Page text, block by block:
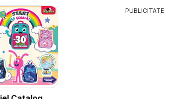
PUBLICITATE